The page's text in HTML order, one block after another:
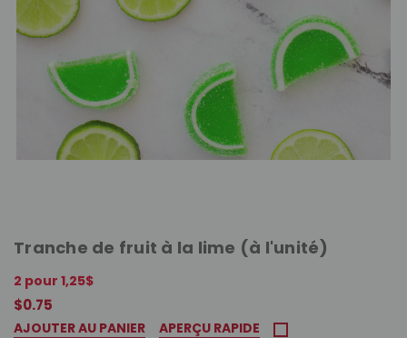
Tranche de fruit à la lime (à l'unité)
2 pour 1,25$
$0.75
AJOUTER AU PANIER APERÇU RAPIDE